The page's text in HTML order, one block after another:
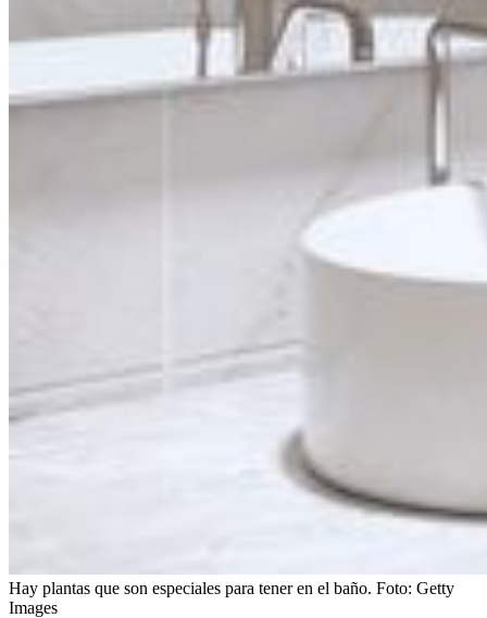
Hay plantas que son especiales para tener en el baño. Foto: Getty
Images